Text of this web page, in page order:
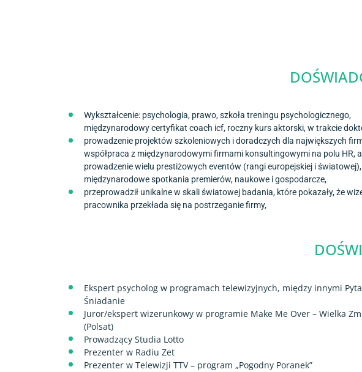
Wykształcenie: psychologia, prawo, szkoła treningu psychologicznego,
międzynarodowy certyfikat coach icf, roczny kurs aktorski, w trakcie
prowadzenie projektów szkoleniowych i doradczych dla największych
współpraca z międzynarodowymi firmami konsultingowymi na polu HR,
prowadzenie wielu prestiżowych eventów (rangi europejskiej i
międzynarodowe spotkania premierów, naukowe i gospodarcze,
przeprowadził unikalne w skali światowej badania, które pokazały, że
pracownika przekłada się na postrzeganie firmy,
Ekspert psycholog w programach telewizyjnych, między innymi
Śniadanie
Juror/ekspert wizerunkowy w programie Make Me Over – Wielka
(Polsat)
Prowadzący Studia Lotto
Prezenter w Radiu Zet
Prezenter w Telewizji TTV – program „Pogodny Poranek”